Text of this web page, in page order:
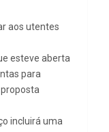
aos utentes
esteve aberta
para
incluirá uma